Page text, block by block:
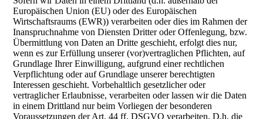
Europäischen Union (EU) oder des Europäischen
Wirtschaftsraums (EWR)) verarbeiten oder dies im Rahmen der
Inanspruchnahme von Diensten Dritter oder Offenlegung, bzw.
Übermittlung von Daten an Dritte geschieht, erfolgt dies nur,
wenn es zur Erfüllung unserer (vor)vertraglichen Pflichten, auf
Grundlage Ihrer Einwilligung, aufgrund einer rechtlichen
Verpflichtung oder auf Grundlage unserer berechtigten
Interessen geschieht. Vorbehaltlich gesetzlicher oder
vertraglicher Erlaubnisse, verarbeiten oder lassen wir die Daten
in einem Drittland nur beim Vorliegen der besonderen
Voraussetzungen der Art. 44 ff. DSGVO verarbeiten. D.h. die